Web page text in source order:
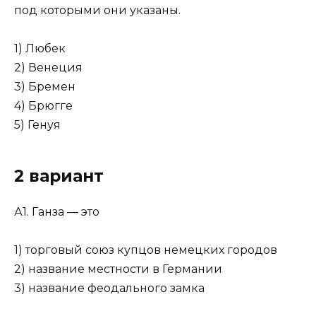
под которыми они указаны.
1) Любек
2) Венеция
3) Бремен
4) Брюгге
5) Генуя
2 вариант
А1. Ганза — это
1) торговый союз купцов немецких городов
2) название местности в Германии
3) название феодального замка